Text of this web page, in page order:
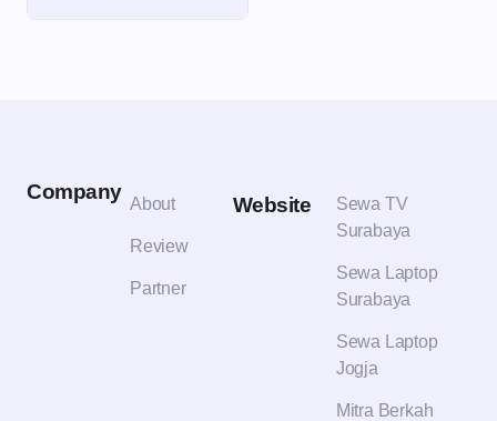
Company
About
Review
Partner
Website
Sewa TV
Surabaya
Sewa Laptop
Surabaya
Sewa Laptop
Jogja
Mitra Berkah